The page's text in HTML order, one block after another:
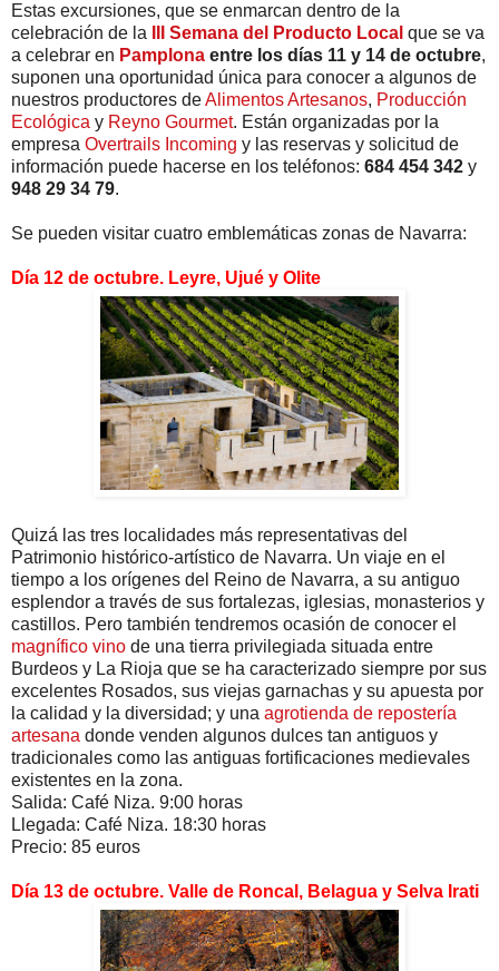
Estas excursiones, que se enmarcan dentro de la
celebración de la
III Semana del Producto Local que se va
a celebrar en Pamplona entre los días 11 y 14 de octubre,
suponen una oportunidad única para conocer a algunos de
nuestros productores deAlimentos Artesanos, Producción
Ecológica y Reyno Gourmet. Están organizadas por la
empresa Overtrails Incoming y las reservas y solicitud de
información puede hacerse en los teléfonos: 684 454 342 y
948 29 34 79.
Se pueden visitar cuatro emblemáticas zonas de Navarra:
Día 12 de octubre. Leyre, Ujué y Olite
Quizá las tres localidades más representativas del
Patrimonio histórico-artístico de Navarra. Un viaje en el
tiempo a los orígenes del Reino de Navarra, a su antiguo
esplendor a través de sus fortalezas, iglesias, monasterios y
castillos. Pero también tendremos ocasión de conocer el
magnífico vino de una tierra privilegiada situada entre
Burdeos y La Rioja que se ha caracterizado siempre por sus
excelentes Rosados, sus viejas garnachas y su apuesta por
la calidad y la diversidad; y una agrotienda de repostería
artesana donde venden algunos dulces tan antiguos y
tradicionales como las antiguas fortificaciones medievales
existentes en la zona.
Salida: Café Niza. 9:00 horas
Llegada: Café Niza. 18:30 horas
Precio: 85 euros
Día 13 de octubre. Valle de Roncal, Belagua y Selva Irati